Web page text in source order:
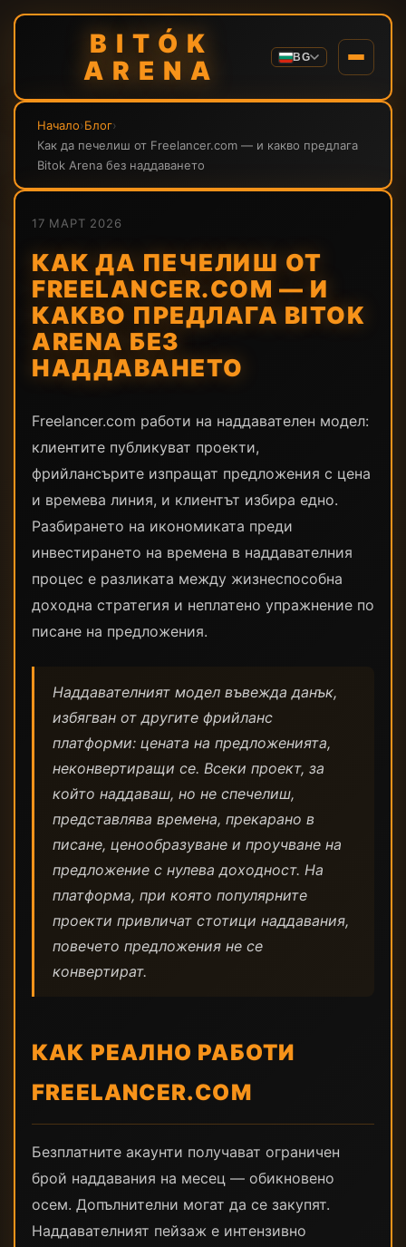
BITÓK
ARENA
BG
Начало›Блог›
Как да печелиш от Freelancer.com — и какво предлага
Bitok Arena без наддаването
17 МАРТ 2026
КАК ДА ПЕЧЕЛИШ ОТ
FREELANCER.COM — И
КАКВО ПРЕДЛАГА BITOK
ARENA БЕЗ
НАДДАВАНЕТО
Freelancer.com работи на наддавателен модел:
клиентите публикуват проекти,
фрийлансърите изпращат предложения с цена
и времева линия, и клиентът избира едно.
Разбирането на икономиката преди
инвестирането на времена в наддавателния
процес е разликата между жизнеспособна
доходна стратегия и неплатено упражнение по
писане на предложения.
Наддавателният модел въвежда данък,
избягван от другите фрийланс
платформи: цената на предложенията,
неконвертиращи се. Всеки проект, за
който наддаваш, но не спечелиш,
представлява времена, прекарано в
писане, ценообразуване и проучване на
предложение с нулева доходност. На
платформа, при която популярните
проекти привличат стотици наддавания,
повечето предложения не се
конвертират.
КАК РЕАЛНО РАБОТИ
FREELANCER.COM
Безплатните акаунти получават ограничен
брой наддавания на месец — обикновено
осем. Допълнителни могат да се закупят.
Наддавателният пейзаж е интензивно